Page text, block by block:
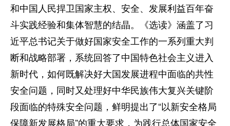
和中国人民捍卫国家主权、安全、发展利益百年奋
斗实践经验和集体智慧的结晶。《选读》涵盖了习
近平总书记关于做好国家安全工作的一系列重大判
断和战略部署，系统回答了中国特色社会主义进入
新时代，如何既解决好大国发展进程中面临的共性
安全问题，同时又处理好中华民族伟大复兴关键阶
段面临的特殊安全问题，鲜明提出了“以新安全格局
保障新发展格局”的重大要求，为践行总体国家安全